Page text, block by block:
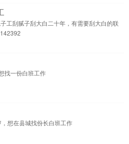
工刮腻子刮大白二十年，有需要刮大白的联
找一份白班工作
想在县城找份长白班工作